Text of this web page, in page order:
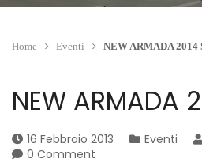
Home Eventi NEW ARMADA 2014
NEW ARMADA
16 Febbraio 2013 Eventi
0 Comment